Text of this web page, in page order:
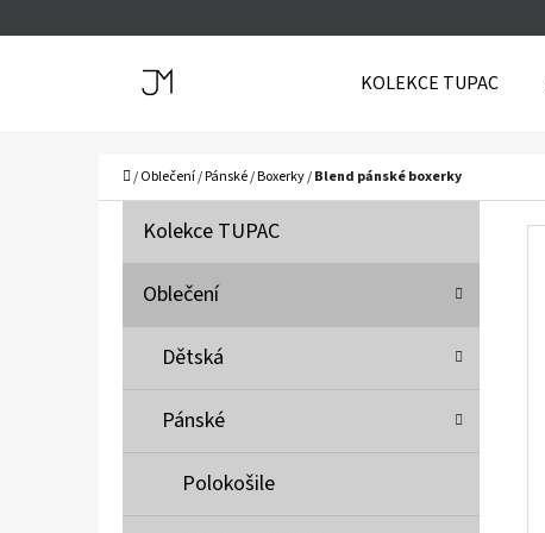
KOLEKCE TUPAC
Domů
/Oblečení/Pánské/Boxerky/Blend pánské boxerky
Přeskočit
K Kolekce TUPAC
Oblečení
Dětská
Pánské
Polokošile